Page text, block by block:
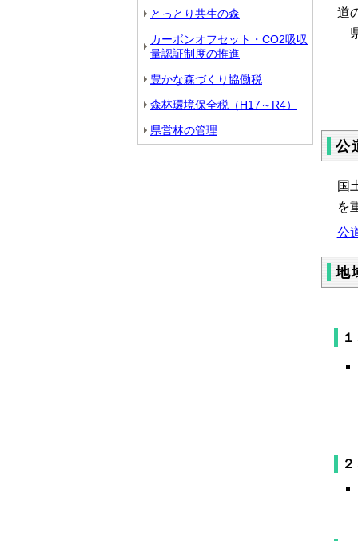
とっとり共生の森
カーボンオフセット・CO2吸収
量認証制度の推進
豊かな森づくり協働税
森林環境保全税（H17～R4）
県営林の管理
道
公
国
を
公
地
１
２